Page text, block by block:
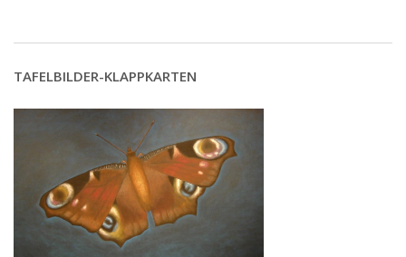
TAFELBILDER-KLAPPKARTEN